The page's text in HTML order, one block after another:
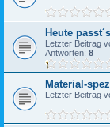
Heute
Letzter Beitrag
Antworten: 8
Material-
Letzter Beitrag